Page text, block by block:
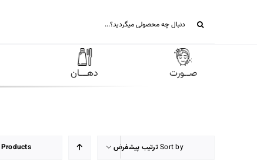
جستجو
صــورت دهـــان
Sort byترتیب پیشفرض